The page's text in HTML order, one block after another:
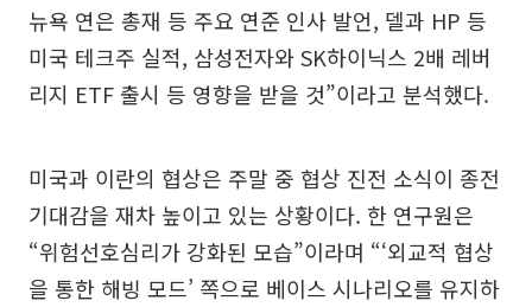
뉴욕 연은 총재 등 주요 연준 인사 발언, 델과 HP 등
미국 테크주 실적, 삼성전자와 SK하이닉스 2배 레버
리지 ETF 출시 등 영향을 받을 것”이라고 분석했다.
미국과 이란의 협상은 주말 중 협상 진전 소식이 종전
기대감을 재차 높이고 있는 상황이다. 한 연구원은
“위험선호심리가 강화된 모습”이라며 “‘외교적 협상
을 통한 해빙 모드’ 쪽으로 베이스 시나리오를 유지하